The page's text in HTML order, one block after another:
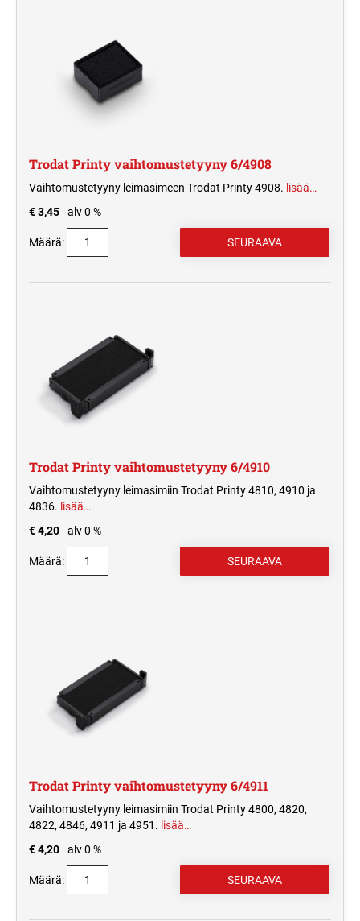
Trodat Printy vaihtomustetyyny 6/4908
Vaihtomustetyyny leimasimeen Trodat Printy 4908. lisää…
€ 3,45
alv 0 %
Määrä:
Trodat Printy vaihtomustetyyny 6/4910
Vaihtomustetyyny leimasimiin Trodat Printy 4810, 4910 ja
4836. lisää…
€ 4,20
alv 0 %
Määrä:
Trodat Printy vaihtomustetyyny 6/4911
Vaihtomustetyyny leimasimiin Trodat Printy 4800, 4820,
4822, 4846, 4911 ja 4951. lisää…
€ 4,20
alv 0 %
Määrä: